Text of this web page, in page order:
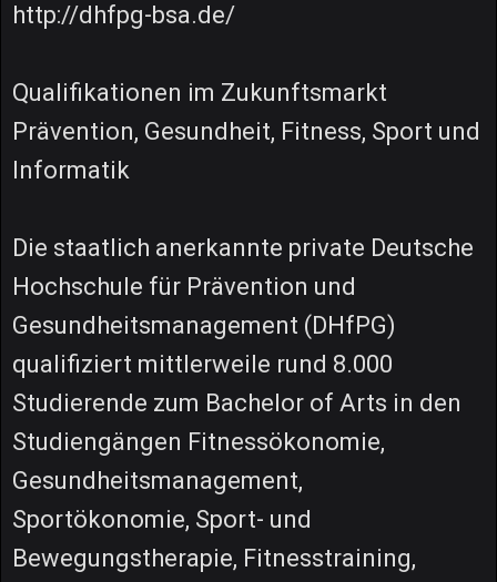
http://dhfpg-bsa.de/
Qualifikationen im Zukunftsmarkt
Prävention, Gesundheit, Fitness, Sport und
Informatik
Die staatlich anerkannte private Deutsche
Hochschule für Prävention und
Gesundheitsmanagement (DHfPG)
qualifiziert mittlerweile rund 8.000
Studierende zum Bachelor of Arts in den
Studiengängen Fitnessökonomie,
Gesundheitsmanagement,
Sportökonomie, Sport- und
Bewegungstherapie, Fitnesstraining,